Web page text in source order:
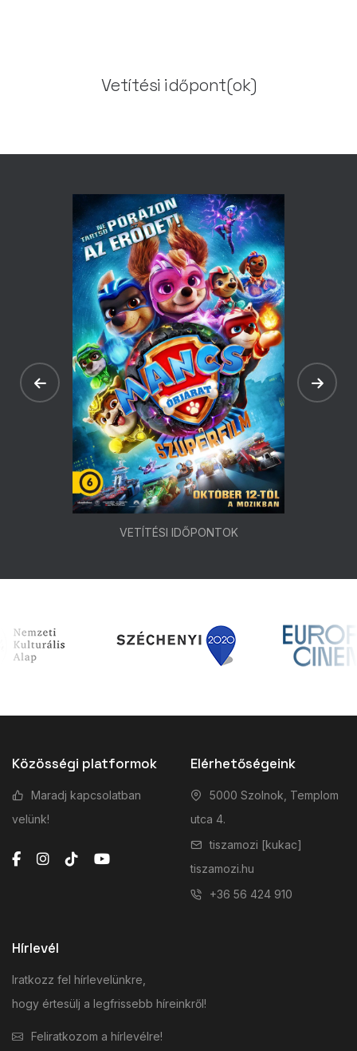
Vetítési időpont(ok)
VETÍTÉSI IDŐPONTOK
Közösségi platformok
Maradj kapcsolatban
velünk!
Elérhetőségeink
5000 Szolnok, Templom
utca 4.
tiszamozi [kukac]
tiszamozi.hu
+36 56 424 910
Hírlevél
Iratkozz fel hírlevelünkre,
hogy értesülj a legfrissebb híreinkről!
Feliratkozom a hírlevélre!